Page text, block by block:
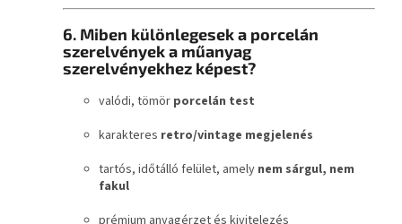
6. Miben különlegesek a porcelán
szerelvények a műanyag
szerelvényekhez képest?
valódi, tömör porcelán test
karakteres retro/vintage megjelenés
tartós, időtálló felület, amely nem sárgul, nem
fakul